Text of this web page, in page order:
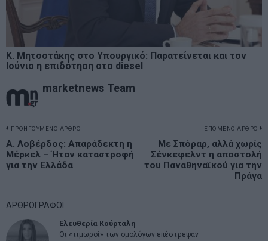
Κ. Μητσοτάκης στο Υπουργικό: Παρατείνεται και τον
Ιούνιο η επιδότηση στο diesel
marketnews Team
Πλοήγηση
άρθρων
ΠΡΟΗΓΟΥΜΕΝΟ ΑΡΘΡΟ
Previous
post:
Α. Λοβέρδος: Απαράδεκτη η
Μέρκελ – Ήταν καταστροφή
για την Ελλάδα
ΕΠΟΜΕΝΟ ΑΡΘΡΟ
Με Σπόραρ, αλλά χωρίς
Σένκεφελντ η αποστολή
του Παναθηναϊκού για την
Πράγα
ΑΡΘΡΟΓΡΑΦΟΙ
Ελευθερία Κούρταλη
Οι «τιμωροί» των ομολόγων επέστρεψαν